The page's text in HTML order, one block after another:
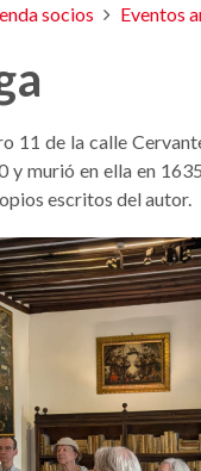
socios Eventos
11 de la calle
murió en ella en
escritos del autor.